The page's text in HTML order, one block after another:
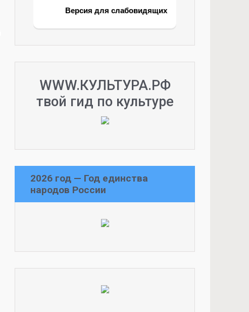
Версия для слабовидящих
WWW.КУЛЬТУРА.РФ
твой гид по культуре
2026 год — Год единства
народов России